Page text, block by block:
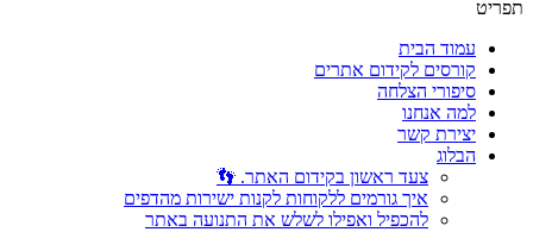
תפריט
עמוד הבית
קורסים לקידום אתרים
סיפורי הצלחה
למה אנחנו
יצירת קשר
הבלוג
צעד ראשון בקידום האתר. 👣
איך גורמים ללקוחות לקנות ישירות מהדפים
להכפיל ואפילו לשלש את התנועה באתר